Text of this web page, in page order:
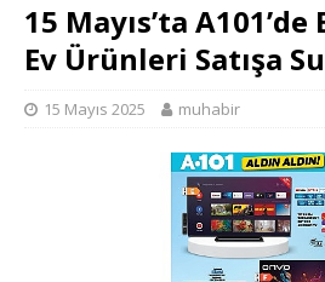
15 Mayıs’ta
Ev Ürünleri Satışa
15 Mayıs 2025 muhabir